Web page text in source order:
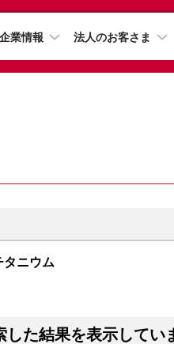
企業情報 法人のお客さま
ニウム
た結果を表示してい